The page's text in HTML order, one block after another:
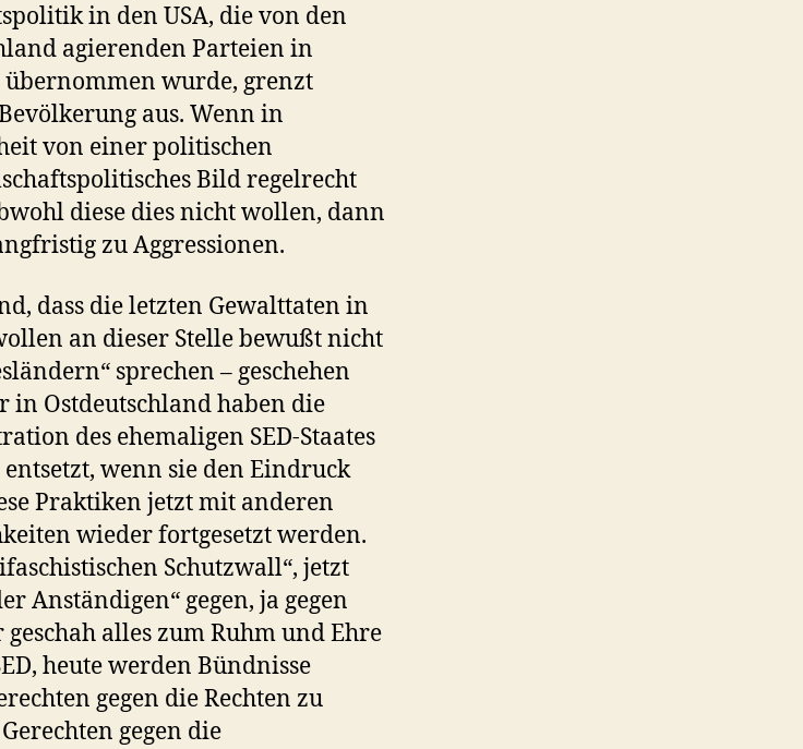
in den USA, die von den
agierenden Parteien in
wurde, grenzt
aus. Wenn in
von einer politischen
Bild regelrecht
diese dies nicht wollen, dann
zu Aggressionen.
dass die letzten Gewalttaten in
an dieser Stelle bewußt nicht
sprechen – geschehen
in Ostdeutschland haben die
des ehemaligen SED-Staates
wenn sie den Eindruck
Praktiken jetzt mit anderen
wieder fortgesetzt werden.
Schutzwall“, jetzt
Anständigen“ gegen, ja gegen
alles zum Ruhm und Ehre
heute werden Bündnisse
gegen die Rechten zu
gegen die